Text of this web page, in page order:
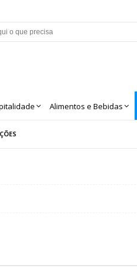
Alimentos e Bebidas